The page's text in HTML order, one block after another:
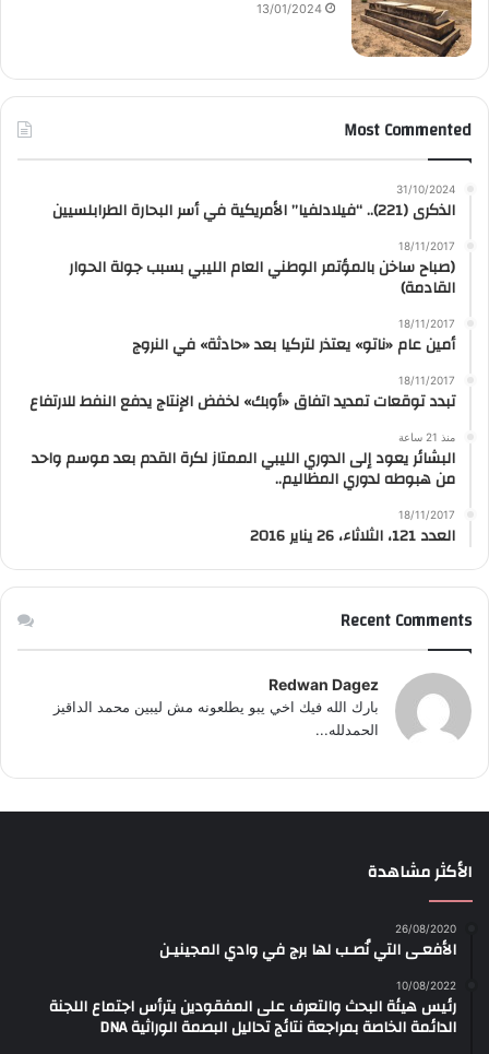
13/01/2024
Most Commented
31/10/2024
الذكرى (221).. “فيلادلفيا” الأمريكية في أسر البحارة الطرابلسيين
18/11/2017
(صباح ساخن بالمؤتمر الوطني العام الليبي بسبب جولة الحوار
القادمة)
18/11/2017
أمين عام «ناتو» يعتذر لتركيا بعد «حادثة» في النروج
18/11/2017
تبدد توقعات تمديد اتفاق «أوبك» لخفض الإنتاج يدفع النفط للارتفاع
منذ 21 ساعة
البشائر يعود إلى الدوري الليبي الممتاز لكرة القدم بعد موسم واحد
من هبوطه لدوري المظاليم..
18/11/2017
العدد 121، الثلاثاء، 26 يناير 2016
Recent Comments
Redwan Dagez
بارك الله فيك اخي يبو يطلعونه مش ليبين محمد الداقيز
الحمدلله...
الأكثر مشاهدة
26/08/2020
الأفعـى التي نُصـب لها برج في وادي المجينيـن
10/08/2022
رئيس هيئة البحث والتعرف على المفقودين يترأس اجتماع اللجنة
الدائمة الخاصة بمراجعة نتائج تحاليل البصمة الوراثية DNA